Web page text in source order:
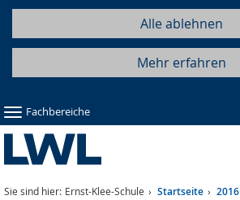
Alle ablehnen
Mehr erfahren
Fachbereiche
Sie sind hier: Ernst-Klee-Schule Startseite 2016